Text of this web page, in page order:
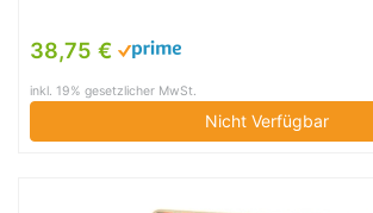
38,75 €
inkl. 19% gesetzlicher MwSt.
Nicht Verfügbar